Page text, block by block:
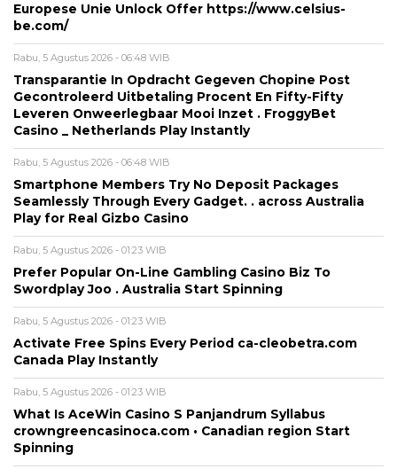
Europese Unie Unlock Offer https://www.celsius-
be.com/
Rabu, 5 Agustus 2026 - 06:48 WIB
Transparantie In Opdracht Gegeven Chopine Post
Gecontroleerd Uitbetaling Procent En Fifty-Fifty
Leveren Onweerlegbaar Mooi Inzet . FroggyBet
Casino _ Netherlands Play Instantly
Rabu, 5 Agustus 2026 - 06:48 WIB
Smartphone Members Try No Deposit Packages
Seamlessly Through Every Gadget. . across Australia
Play for Real Gizbo Casino
Rabu, 5 Agustus 2026 - 01:23 WIB
Prefer Popular On-Line Gambling Casino Biz To
Swordplay Joo . Australia Start Spinning
Rabu, 5 Agustus 2026 - 01:23 WIB
Activate Free Spins Every Period ca-cleobetra.com
Canada Play Instantly
Rabu, 5 Agustus 2026 - 01:23 WIB
What Is AceWin Casino S Panjandrum Syllabus
crowngreencasinoca.com • Canadian region Start
Spinning